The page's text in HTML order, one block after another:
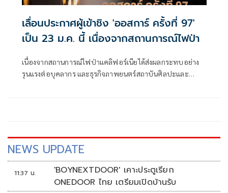
เลื่อนประกาศผู้เข้าชิง 'ออสการ์ ครั้งที่ 97'
เป็น 23 ม.ค. นี้ เนื่องจากสถานการณ์ไฟป่า
เนื่องจากสถานการณ์ไฟป่าแคลิฟอร์เนียได้ส่งผลกระทบอย่าง
รุนแรงต่อบุคลากร และธุรกิจภาพยนตร์สถาบันศิลปะและ
NEWS UPDATE
11:37 น.
'BOYNEXTDOOR' เคาะประตูเรียก
ONEDOOR ไทย เตรียมเปิดบ้านรับ